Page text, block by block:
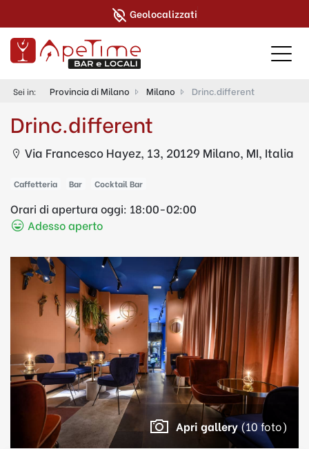
Geolocalizzati
Sei in: Provincia di Milano Milano Drinc.different
Drinc.different
Via Francesco Hayez, 13, 20129 Milano, MI, Italia
Caffetteria Bar Cocktail Bar
Orari di apertura oggi: 18:00-02:00
Adesso aperto
Apri gallery (10 foto)